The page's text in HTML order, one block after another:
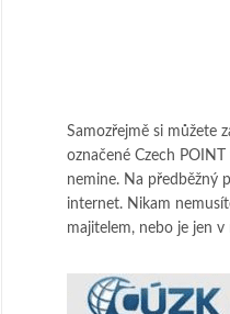
Samozřejmě si můžete
označené Czech
nemine. Na předběžný
internet. Nikam
majitelem, nebo je jen